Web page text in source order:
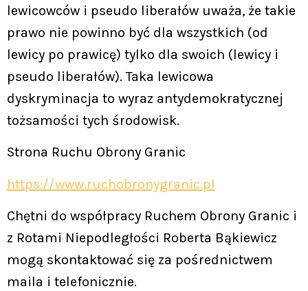
lewicowców i pseudo liberałów uważa, że takie
prawo nie powinno być dla wszystkich (od
lewicy po prawicę) tylko dla swoich (lewicy i
pseudo liberałów). Taka lewicowa
dyskryminacja to wyraz antydemokratycznej
tożsamości tych środowisk.
Strona Ruchu Obrony Granic
https://www.ruchobronygranic.pl
Chętni do współpracy Ruchem Obrony Granic i
z Rotami Niepodległości Roberta Bąkiewicz
mogą skontaktować się za pośrednictwem
maila i telefonicznie.